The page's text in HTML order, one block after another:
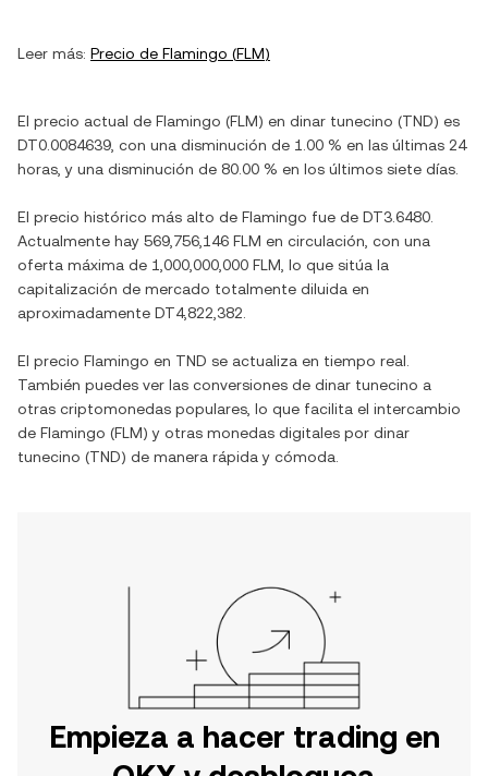
Leer más: Precio de Flamingo (FLM)
El precio actual de Flamingo (FLM) en dinar tunecino (TND) es
DT0.0084639 , con una disminución de 1.00 % en las últimas 24
horas, y una disminución de 80.00 % en los últimos siete días.
El precio histórico más alto de Flamingo fue de DT3.6480
Actualmente hay 569,756,146 FLM en circulación, con una
oferta máxima de 1,000,000,000 FLM , lo que sitúa la
capitalización de mercado totalmente diluida en
aproximadamente DT4,822,382
El precio Flamingo en TND se actualiza en tiempo real.
También puedes ver las conversiones de dinar tunecino a
otras criptomonedas populares, lo que facilita el intercambio
de Flamingo (FLM) y otras monedas digitales por dinar
tunecino (TND) de manera rápida y cómoda.
Empieza a hacer trading en